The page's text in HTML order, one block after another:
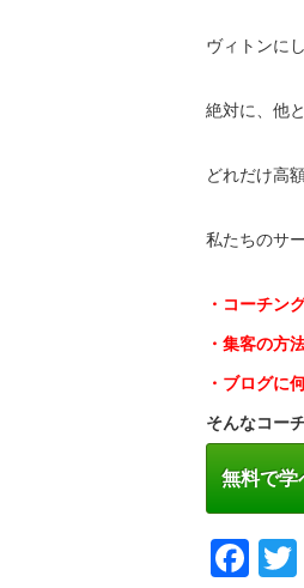
ヴィトンに
絶対に、他
どれだけ高
私たちのサ
・コーチン
・集客の方
・ブログに
そんなコー
無料で学